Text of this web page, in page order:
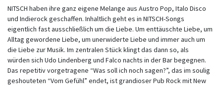
NITSCH haben ihre ganz eigene Melange aus Austro Pop, Italo Disco
und Indierock geschaffen. Inhaltlich geht es in NITSCH-Songs
eigentlich fast ausschließlich um die Liebe. Um enttäuschte Liebe, um
Alltag gewordene Liebe, um unerwiderte Liebe und immer auch um
die Liebe zur Musik. Im zentralen Stück klingt das dann so, als
würden sich Udo Lindenberg und Falco nachts in der Bar begegnen.
Das repetitiv vorgetragene “Was soll ich noch sagen?”, das im soulig
geshouteten “Vom Gefühl” endet, ist grandioser Pub Rock mit New